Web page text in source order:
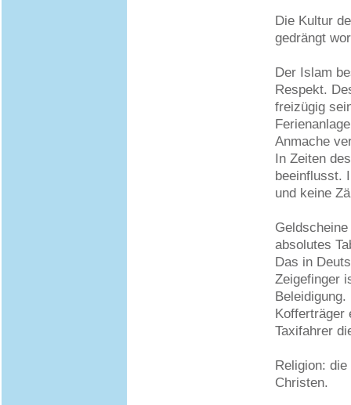
Die Kultur
gedrängt
Der Islam
Respekt.
freizügig
Anmache
In Zeiten
beeinflusst.
und keine
absolutes
Das in
Zeigefinger
Beleidigung.
Kofferträger
Taxifahrer
Religion:
Christen.